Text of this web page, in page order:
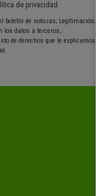
de privacidad
boletín de noticias; Legitimación:
los datos a terceros;
de derechos que le explicamos